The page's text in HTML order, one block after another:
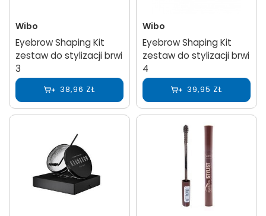
Wibo
Eyebrow Shaping Kit
zestaw do stylizacji brwi
3
38,96 ZŁ
Wibo
Eyebrow Shaping Kit
zestaw do stylizacji brwi
4
39,95 ZŁ